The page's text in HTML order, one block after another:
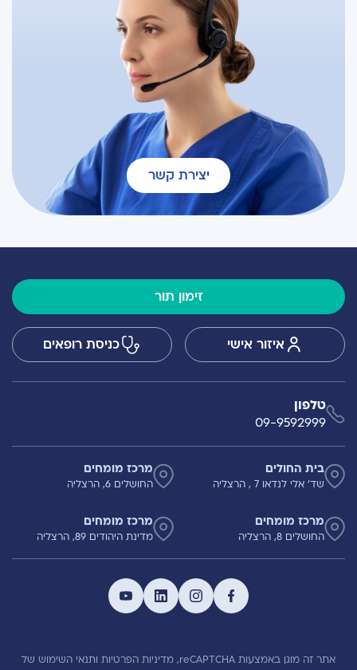
יצירת קשר
זימון תור
איזור אישי כניסת רופאים
טלפון
09-9592999
בית החולים
שד' אלי לנדאו 7 , הרצליה
מרכז מומחים
החושלים 6, הרצליה
מרכז מומחים
החושלים 8, הרצליה
מרכז מומחים
מדינת היהודים 89, הרצליה
אתר זה מוגן באמצעות reCAPTCHA, מדיניות הפרטיות ותנאי השימוש של